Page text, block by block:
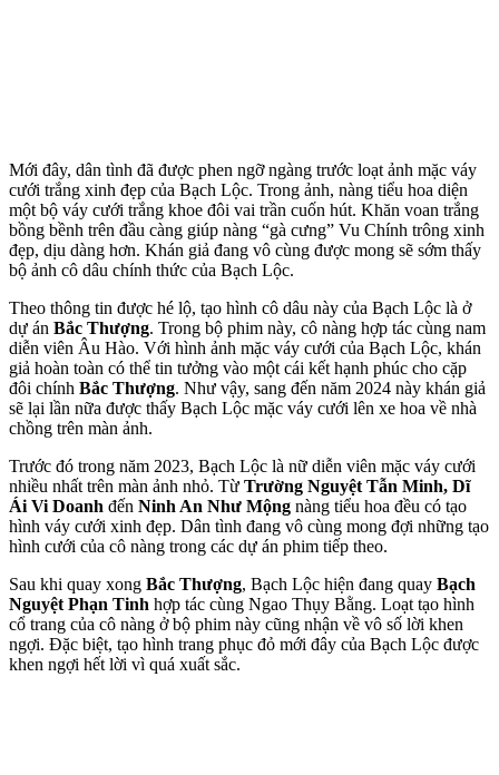
Mới đây, dân tình đã được phen ngỡ ngàng trước loạt ảnh mặc váy
cưới trắng xinh đẹp của Bạch Lộc. Trong ảnh, nàng tiểu hoa diện
một bộ váy cưới trắng khoe đôi vai trần cuốn hút. Khăn voan trắng
bồng bềnh trên đầu càng giúp nàng “gà cưng” Vu Chính trông xinh
đẹp, dịu dàng hơn. Khán giả đang vô cùng được mong sẽ sớm thấy
bộ ảnh cô dâu chính thức của Bạch Lộc.
Theo thông tin được hé lộ, tạo hình cô dâu này của Bạch Lộc là ở
dự án Bắc Thượng. Trong bộ phim này, cô nàng hợp tác cùng nam
diễn viên Âu Hào. Với hình ảnh mặc váy cưới của Bạch Lộc, khán
giả hoàn toàn có thể tin tưởng vào một cái kết hạnh phúc cho cặp
đôi chính Bắc Thượng. Như vậy, sang đến năm 2024 này khán giả
sẽ lại lần nữa được thấy Bạch Lộc mặc váy cưới lên xe hoa về nhà
chồng trên màn ảnh.
Trước đó trong năm 2023, Bạch Lộc là nữ diễn viên mặc váy cưới
nhiều nhất trên màn ảnh nhỏ. Từ Trường Nguyệt Tẫn Minh, Dĩ
Ái Vi Doanh đến Ninh An Như Mộng nàng tiểu hoa đều có tạo
hình váy cưới xinh đẹp. Dân tình đang vô cùng mong đợi những tạo
hình cưới của cô nàng trong các dự án phim tiếp theo.
Sau khi quay xong Bắc Thượng, Bạch Lộc hiện đang quay Bạch
Nguyệt Phạn Tinh hợp tác cùng Ngao Thụy Bằng. Loạt tạo hình
cổ trang của cô nàng ở bộ phim này cũng nhận về vô số lời khen
ngợi. Đặc biệt, tạo hình trang phục đỏ mới đây của Bạch Lộc được
khen ngợi hết lời vì quá xuất sắc.